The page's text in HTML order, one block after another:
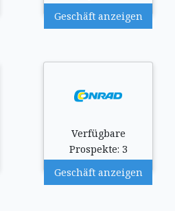
Geschäft anzeigen
Verfügbare
Prospekte: 3
Geschäft anzeigen